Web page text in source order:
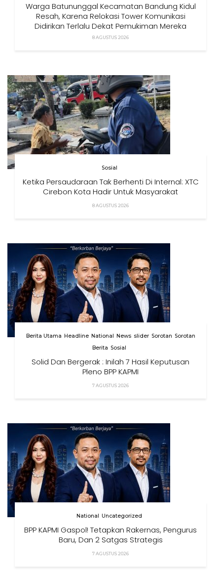
Warga Batununggal Kecamatan Bandung Kidul
Resah, Karena Relokasi Tower Komunikasi
Didirikan Terlalu Dekat Pemukiman Mereka
8 AGUSTUS 2026
Sosial
Ketika Persaudaraan Tak Berhenti Di Internal: XTC
Cirebon Kota Hadir Untuk Masyarakat
8 AGUSTUS 2026
Berita Utama Headline National News slider Sorotan Sorotan
Berita Sosial
Solid Dan Bergerak : Inilah 7 Hasil Keputusan
Pleno BPP KAPMI
7 AGUSTUS 2026
National Uncategorized
BPP KAPMI Gaspol! Tetapkan Rakernas, Pengurus
Baru, Dan 2 Satgas Strategis
7 AGUSTUS 2026